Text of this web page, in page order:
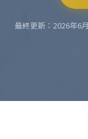
最終更新：2026年6